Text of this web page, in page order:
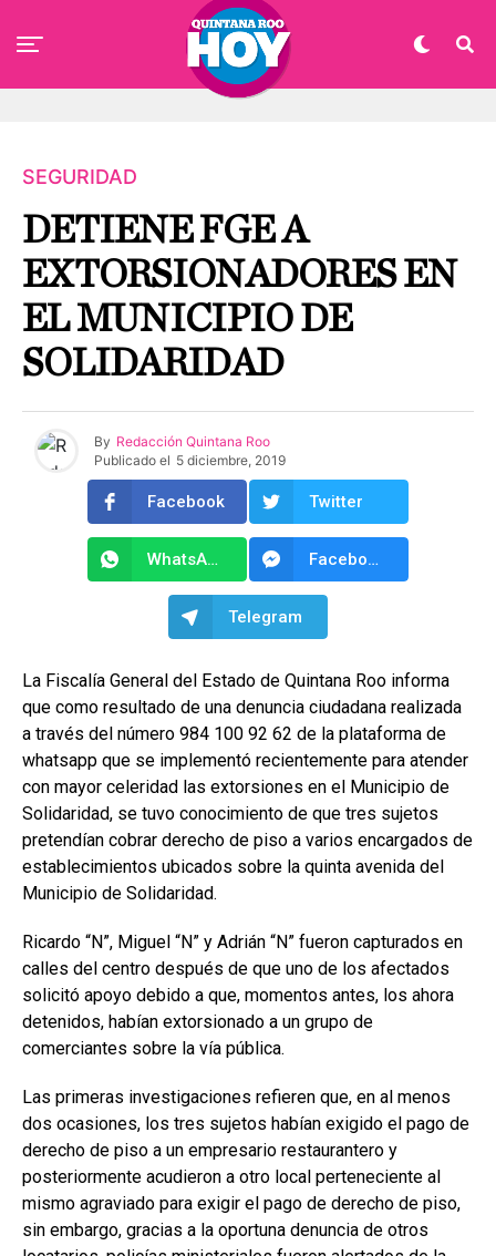
SEGURIDAD
DETIENE FGE A
EXTORSIONADORES EN
EL MUNICIPIO DE
SOLIDARIDAD
By Redacción Quintana Roo
Publicado el 5 diciembre, 2019
Facebook Twitter
WhatsApp Facebook Messenger
Telegram
La Fiscalía General del Estado de Quintana Roo informa
que como resultado de una denuncia ciudadana realizada
a través del número 984 100 92 62 de la plataforma de
whatsapp que se implementó recientemente para atender
con mayor celeridad las extorsiones en el Municipio de
Solidaridad, se tuvo conocimiento de que tres sujetos
pretendían cobrar derecho de piso a varios encargados de
establecimientos ubicados sobre la quinta avenida del
Municipio de Solidaridad.
Ricardo “N”, Miguel “N” y Adrián “N” fueron capturados en
calles del centro después de que uno de los afectados
solicitó apoyo debido a que, momentos antes, los ahora
detenidos, habían extorsionado a un grupo de
comerciantes sobre la vía pública.
Las primeras investigaciones refieren que, en al menos
dos ocasiones, los tres sujetos habían exigido el pago de
derecho de piso a un empresario restaurantero y
posteriormente acudieron a otro local perteneciente al
mismo agraviado para exigir el pago de derecho de piso,
sin embargo, gracias a la oportuna denuncia de otros